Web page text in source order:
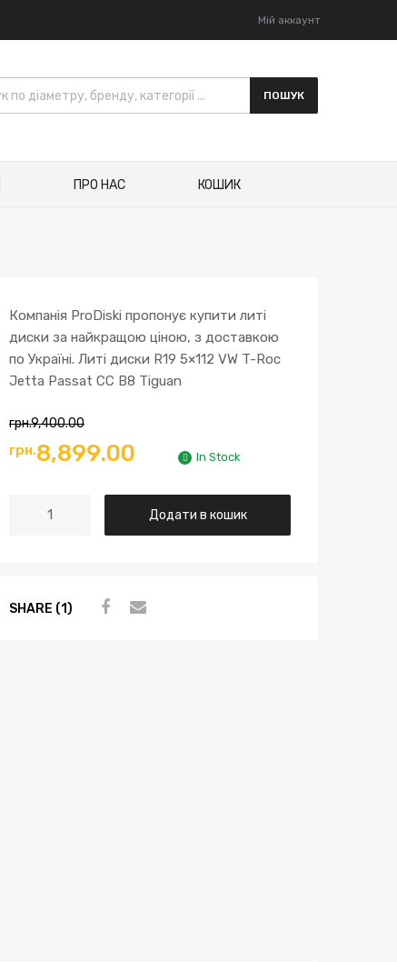
Мій аккаунт
ПОШУК
ПРО НАС КОШИК
Компанія ProDiski пропонує купити литі
диски за найкращою ціною, з доставкою
по Україні. Литі диски R19 5×112 VW T-Roc
Jetta Passat CC B8 Tiguan
грн.9,400.00
грн.8,899.00 In Stock
Додати в кошик
SHARE (1)